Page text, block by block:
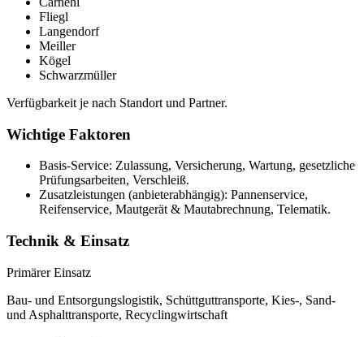
Fliegl
Langendorf
Meiller
Kögel
Schwarzmüller
Verfügbarkeit je nach Standort und Partner.
Wichtige Faktoren
Basis-Service: Zulassung, Versicherung, Wartung, gesetzliche
Prüfungsarbeiten, Verschleiß.
Zusatzleistungen (anbieterabhängig): Pannenservice,
Reifenservice, Mautgerät & Mautabrechnung, Telematik.
Technik & Einsatz
Primärer Einsatz
Bau- und Entsorgungslogistik, Schüttguttransporte, Kies-, Sand-
und Asphalttransporte, Recyclingwirtschaft